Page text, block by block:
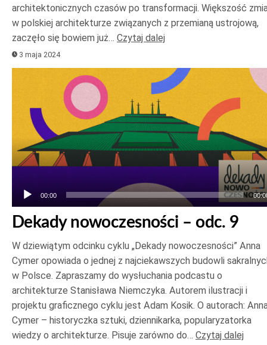
architektonicznych czasów po transformacji. Większość
w polskiej architekturze związanych z przemianą ustrojową,
zaczęło się bowiem już… Czytaj dalej
3 maja 2024
dźwiękowych
00:00
Dekady nowoczesności – odc. 9
W dziewiątym odcinku cyklu „Dekady nowoczesności” Anna
Cymer opowiada o jednej z najciekawszych budowli
w Polsce. Zapraszamy do wysłuchania podcastu o
architekturze Stanisława Niemczyka. Autorem ilustracji i
projektu graficznego cyklu jest Adam Kosik. O autorach:
Cymer – historyczka sztuki, dziennikarka, popularyzatorka
wiedzy o architekturze. Pisuje zarówno do… Czytaj dalej